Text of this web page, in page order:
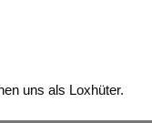
uns als Loxhüter.